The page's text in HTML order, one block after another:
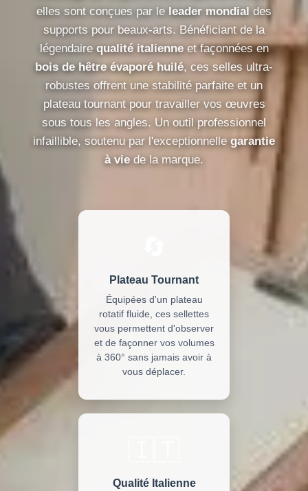
elles sont conçues par le leader mondialdes
supports pour beaux-arts. Bénéficiant de la
légendaire qualité italienneet façonnées en
bois de hêtre évaporé huilé, ces selles ultra-
robustes offrent une stabilité parfaite et un
plateau tournant pour travailler vos œuvres
sous tous les angles. Un outil professionnel
infaillible, soutenu par l'exceptionnellegarantie
à viede la marque.
Plateau Tournant
Équipées d'un plateau
rotatif fluide, ces sellettes
vous permettent d'observer
et de façonner vos volumes
à 360° sans jamais avoir à
vous déplacer.
Qualité Italienne